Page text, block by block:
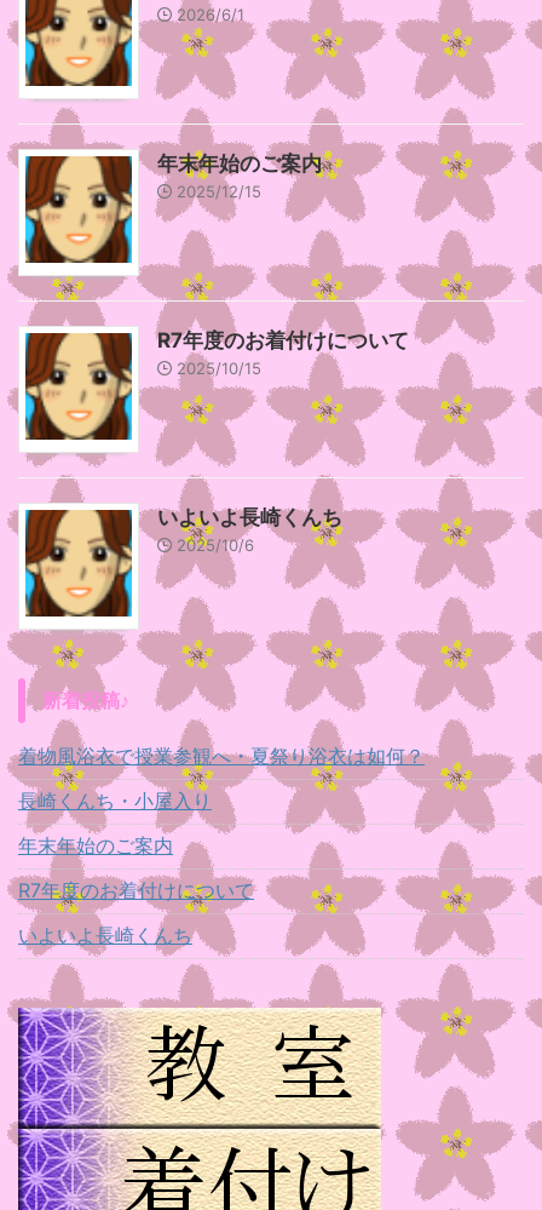
2026/6/1
年末年始のご案内
2025/12/15
R7年度のお着付けについて
2025/10/15
いよいよ長崎くんち
2025/10/6
新着投稿♪
着物風浴衣で授業参観へ・夏祭り浴衣は如何？
長崎くんち・小屋入り
年末年始のご案内
R7年度のお着付けについて
いよいよ長崎くんち